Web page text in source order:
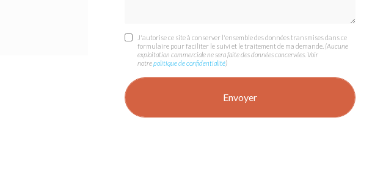
J'autorise ce site à conserver l'ensemble des données transmises dans ce
formulaire pour faciliter le suivi et le traitement de ma demande. (Aucune
exploitation commerciale ne sera faite des données concervées. Voir
notrepolitique de confidentialité)